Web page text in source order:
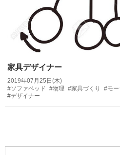
家具デザイナー
2019年07月25日(木)
#ソファベッド #物理 #家具づくり #モ
#デザイナー